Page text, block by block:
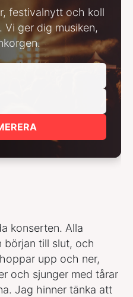
festivalnytt och koll
Vi ger dig musiken,
konserten. Alla
början till slut, och
upp och ner,
och sjunger med tårar
Jag hinner tänka att